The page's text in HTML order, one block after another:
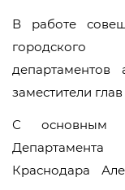
В работе
городского
департаментов
заместители
С основным
Краснодара